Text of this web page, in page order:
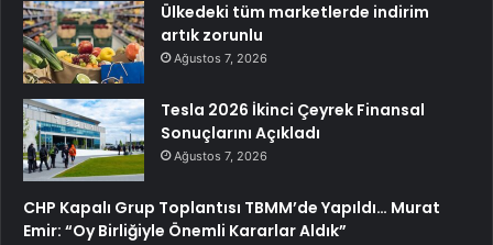
Ülkedeki tüm marketlerde indirim
artık zorunlu
Ağustos 7, 2026
Tesla 2026 İkinci Çeyrek Finansal
Sonuçlarını Açıkladı
Ağustos 7, 2026
CHP Kapalı Grup Toplantısı TBMM’de Yapıldı… Murat
Emir: “Oy Birliğiyle Önemli Kararlar Aldık”